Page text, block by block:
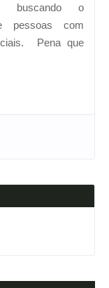
buscando o
pessoas com
Pena que